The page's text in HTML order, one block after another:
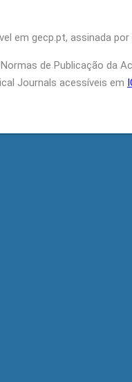
em gecp.pt, assinada
de Publicação da
Journals acessíveis em